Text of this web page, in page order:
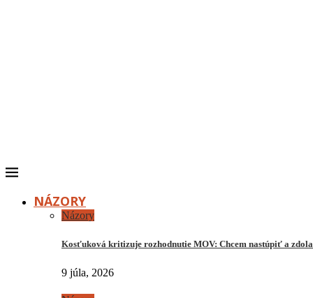
NÁZORY
Názory
Kosťuková kritizuje rozhodnutie MOV: Chcem nastúpiť a
9 júla, 2026